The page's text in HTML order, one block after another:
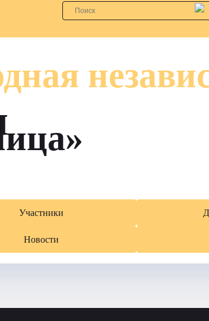
Участники
Новости